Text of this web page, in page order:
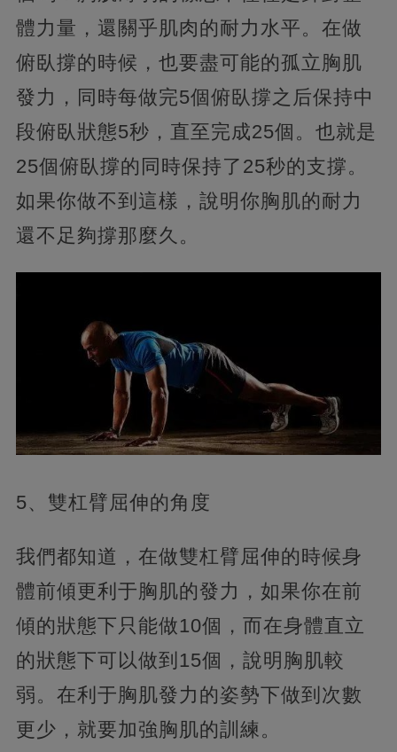
體力量，還關乎肌肉的耐力水平。在做
俯臥撐的時候，也要盡可能的孤立胸肌
發力，同時每做完5個俯臥撐之后保持中
段俯臥狀態5秒，直至完成25個。也就是
25個俯臥撐的同時保持了25秒的支撐。
如果你做不到這樣，說明你胸肌的耐力
還不足夠撐那麼久。
5、雙杠臂屈伸的角度
我們都知道，在做雙杠臂屈伸的時候身
體前傾更利于胸肌的發力，如果你在前
傾的狀態下只能做10個，而在身體直立
的狀態下可以做到15個，說明胸肌較
弱。在利于胸肌發力的姿勢下做到次數
更少，就要加強胸肌的訓練。